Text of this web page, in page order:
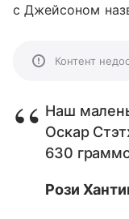
с Джейсоном
Контент
Наш
Оскар
630
Рози